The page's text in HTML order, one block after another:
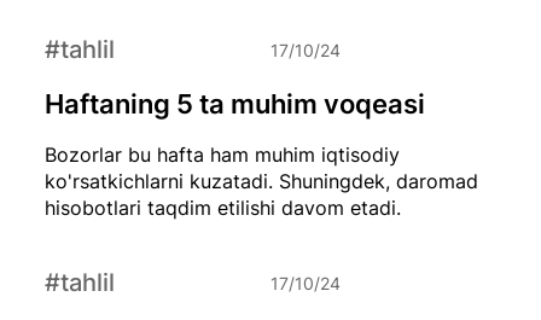
Bozorlar bu hafta ham muhim iqtisodiy
ko'rsatkichlarni kuzatadi. Shuningdek, daromad
hisobotlari taqdim etilishi davom etadi.
Haftaning 5 ta muhim voqeasi
#tahlil 17/10/24
#tahlil 17/10/24